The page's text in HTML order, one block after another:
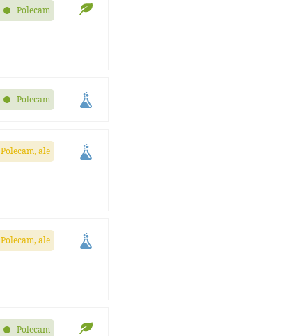
Polecam
Polecam
Polecam, ale
Polecam, ale
Polecam